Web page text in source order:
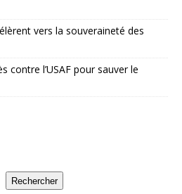
vers la souveraineté des
contre l’USAF pour sauver le
Rechercher